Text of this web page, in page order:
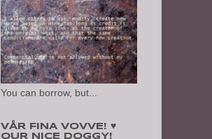
You can borrow, but...
VÅR FINA VOVVE! ♥
OUR NICE DOGGY!